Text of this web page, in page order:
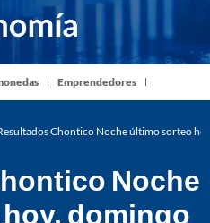
Emprendedores
Chontico Noche último sorteo
Noche
domingo